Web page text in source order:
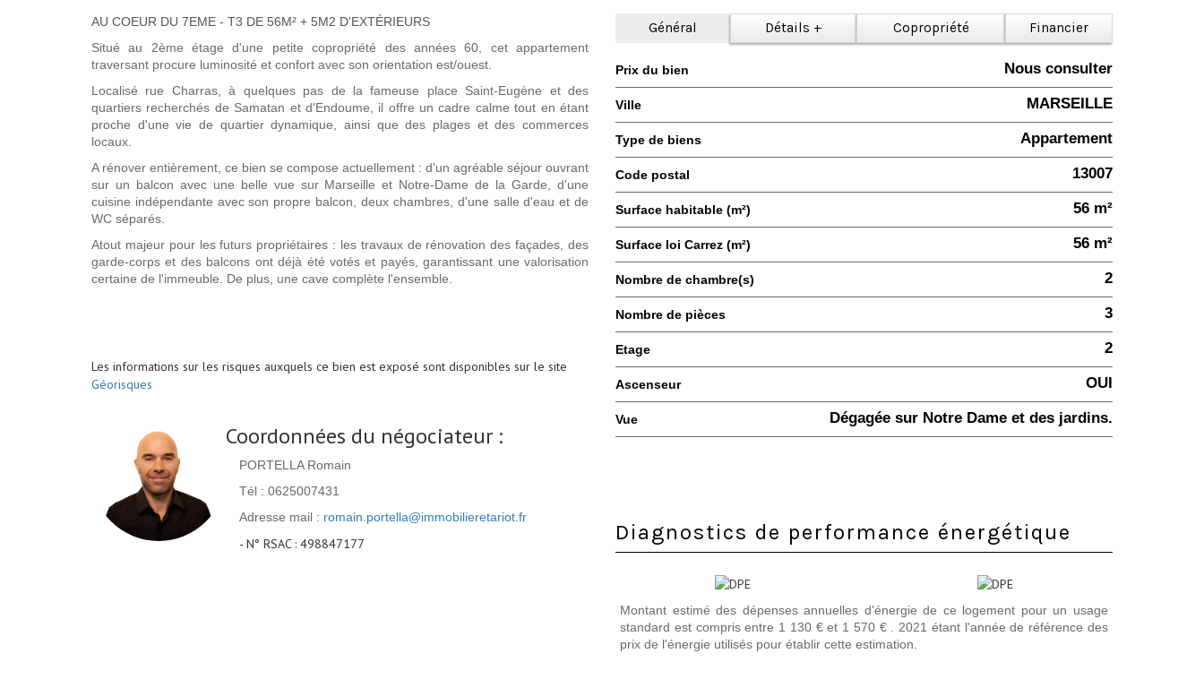
AU COEUR DU 7EME - T3 DE 56M² + 5M2 D'EXTÉRIEURS
Situé au 2ème étage d'une petite copropriété des années 60, cet appartement
traversant procure luminosité et confort avec son orientation est/ouest.
Localisé rue Charras, à quelques pas de la fameuse place Saint-Eugène et des
quartiers recherchés de Samatan et d'Endoume, il offre un cadre calme tout en étant
proche d'une vie de quartier dynamique, ainsi que des plages et des commerces
locaux.
A rénover entièrement, ce bien se compose actuellement : d'un agréable séjour ouvrant
sur un balcon avec une belle vue sur Marseille et Notre-Dame de la Garde, d'une
cuisine indépendante avec son propre balcon, deux chambres, d'une salle d'eau et de
WC séparés.
Atout majeur pour les futurs propriétaires : les travaux de rénovation des façades, des
garde-corps et des balcons ont déjà été votés et payés, garantissant une valorisation
certaine de l'immeuble. De plus, une cave complète l'ensemble.
Les informations sur les risques auxquels ce bien est exposé sont disponibles sur le site
Géorisques
Coordonnées du négociateur :
PORTELLA Romain
Tél : 0625007431
Adresse mail : romain.portella@immobilieretariot.fr
- N° RSAC : 498847177
Général Détails + Copropriété Financier
Prix du bien Nous consulter
Ville MARSEILLE
Type de biens Appartement
Code postal 13007
Surface habitable (m²) 56 m²
Surface loi Carrez (m²) 56 m²
Nombre de chambre(s) 2
Nombre de pièces 3
Etage 2
Ascenseur OUI
Vue Dégagée sur Notre Dame et des jardins.
Diagnostics de performance énergétique
Montant estimé des dépenses annuelles d'énergie de ce logement pour un usage
standard est compris entre 1 130 € et 1 570 € . 2021 étant l'année de référence des
prix de l'énergie utilisés pour établir cette estimation.